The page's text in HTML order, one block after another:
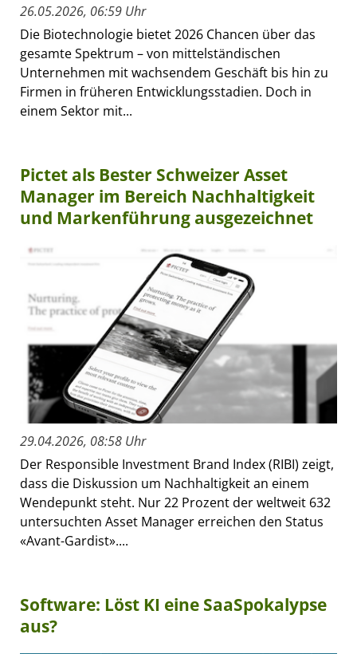
26.05.2026, 06:59 Uhr
Die Biotechnologie bietet 2026 Chancen über das
gesamte Spektrum – von mittelständischen
Unternehmen mit wachsendem Geschäft bis hin zu
Firmen in früheren Entwicklungsstadien. Doch in
einem Sektor mit...
Pictet als Bester Schweizer Asset
Manager im Bereich Nachhaltigkeit
und Markenführung ausgezeichnet
29.04.2026, 08:58 Uhr
Der Responsible Investment Brand Index (RIBI) zeigt,
dass die Diskussion um Nachhaltigkeit an einem
Wendepunkt steht. Nur 22 Prozent der weltweit 632
untersuchten Asset Manager erreichen den Status
«Avant-Gardist»....
Software: Löst KI eine SaaSpokalypse
aus?